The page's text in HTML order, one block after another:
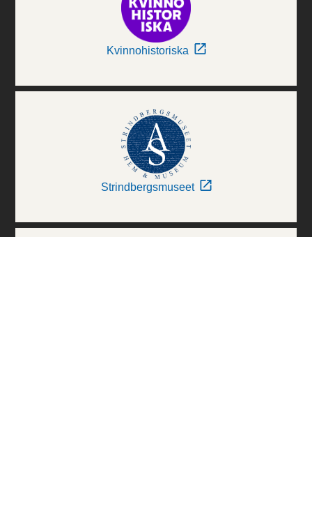
Kvinnohistoriska
Strindbergsmuseet